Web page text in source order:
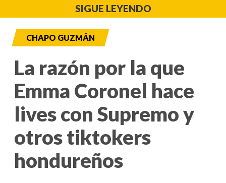
SIGUE LEYENDO
CHAPO GUZMÁN
La razón por la que
Emma Coronel hace
lives con Supremo y
otros tiktokers
hondureños